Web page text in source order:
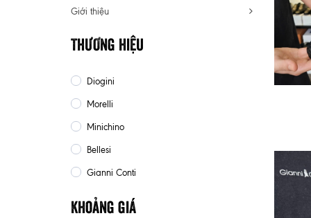
Giới thiệu
Thương hiệu
Diogini
Morelli
Minichino
Bellesi
Gianni Conti
Khoảng giá